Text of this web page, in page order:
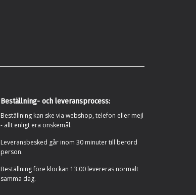
Beställning- och leveransprocess:
Beställning kan ske via webshop, telefon eller mejl
- allt enligt era önskemål.
Leveransbesked går inom 30 minuter till berörd
person.
Beställning före klockan 13.00 levereras normalt
samma dag.